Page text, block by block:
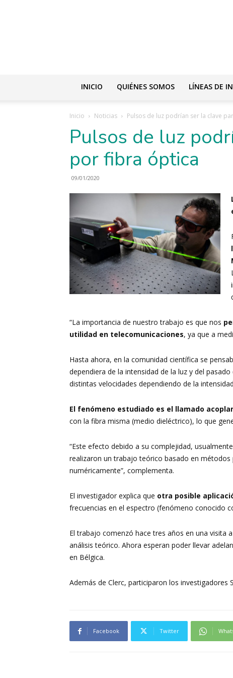
INICIO QUIÉNES SOMOS LÍNEAS DE
Inicio Noticias Pulsos de luz podrían ser la clave
Pulsos de luz
por fibra óptica
09/01/2020
“La importancia de nuestro trabajo es que nos
utilidad en telecomunicaciones, ya que a
Hasta ahora, en la comunidad científica se
dependiera de la intensidad de la luz y del
distintas velocidades dependiendo de la
El fenómeno estudiado es el llamado
con la fibra misma (medio dieléctrico), lo que
“Este efecto debido a su complejidad,
realizaron un trabajo teórico basado en
numéricamente”, complementa.
El investigador explica que otra posible
frecuencias en el espectro (fenómeno conocido
El trabajo comenzó hace tres años en una visita
análisis teórico. Ahora esperan poder llevar
en Bélgica.
Además de Clerc, participaron los investigadores
Facebook Twitter